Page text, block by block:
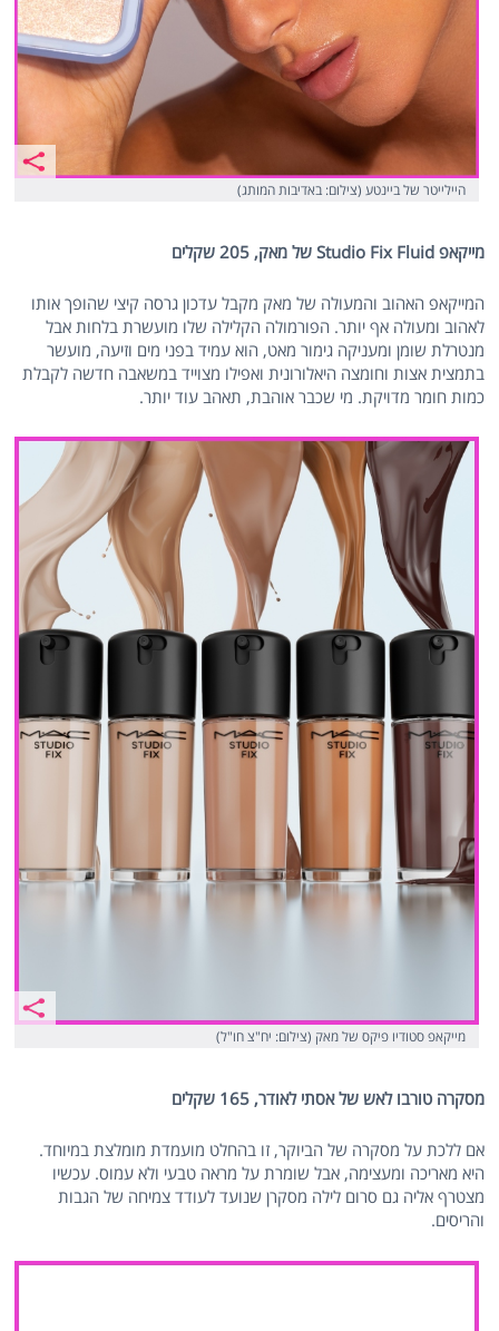
היילייטר של ביינטע (צילום: באדיבות המותג)
מייקאפ Studio Fix Fluid של מאק, 205 שקלים
המייקאפ האהוב והמעולה של מאק מקבל עדכון גרסה קיצי שהופך אותו
לאהוב ומעולה אף יותר. הפורמולה הקלילה שלו מועשרת בלחות אבל
מנטרלת שומן ומעניקה גימור מאט, הוא עמיד בפני מים וזיעה, מועשר
בתמצית אצות וחומצה היאלורונית ואפילו מצוייד במשאבה חדשה לקבלת
כמות חומר מדויקת. מי שכבר אוהבת, תאהב עוד יותר.
מייקאפ סטודיו פיקס של מאק (צילום: יח"צ חו"ל)
מסקרה טורבו לאש של אסתי לאודר, 165 שקלים
אם ללכת על מסקרה של הביוקר, זו בהחלט מועמדת מומלצת במיוחד.
היא מאריכה ומעצימה, אבל שומרת על מראה טבעי ולא עמוס. עכשיו
מצטרף אליה גם סרום לילה מסקרן שנועד לעודד צמיחה של הגבות
והריסים.